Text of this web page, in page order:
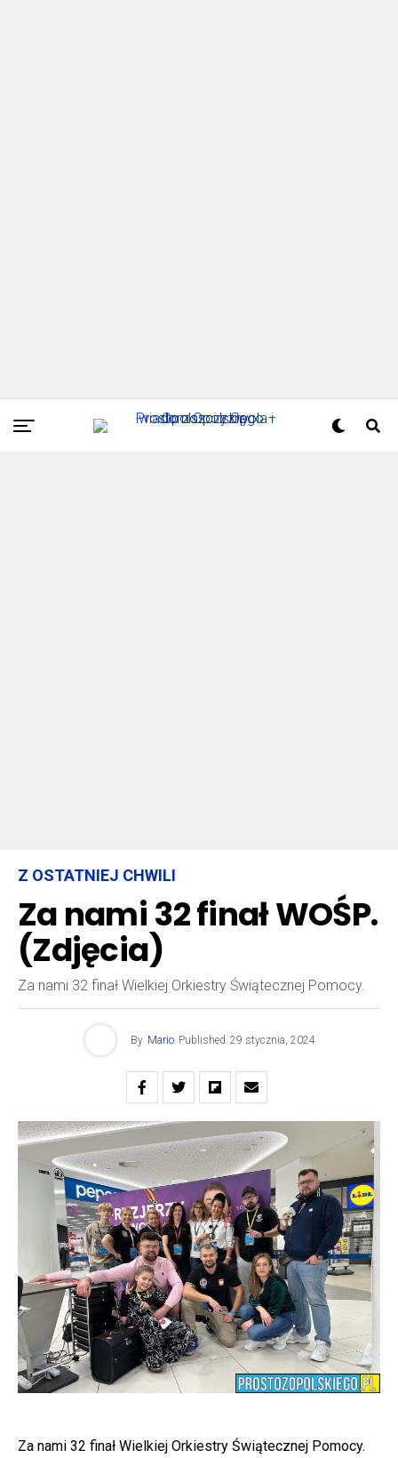
Z OSTATNIEJ CHWILI
Za nami 32 finał WOŚP.
(Zdjęcia)
Za nami 32 finał Wielkiej Orkiestry Świątecznej Pomocy.
By Mario Published 29 stycznia, 2024
Za nami 32 finał Wielkiej Orkiestry Świątecznej Pomocy.